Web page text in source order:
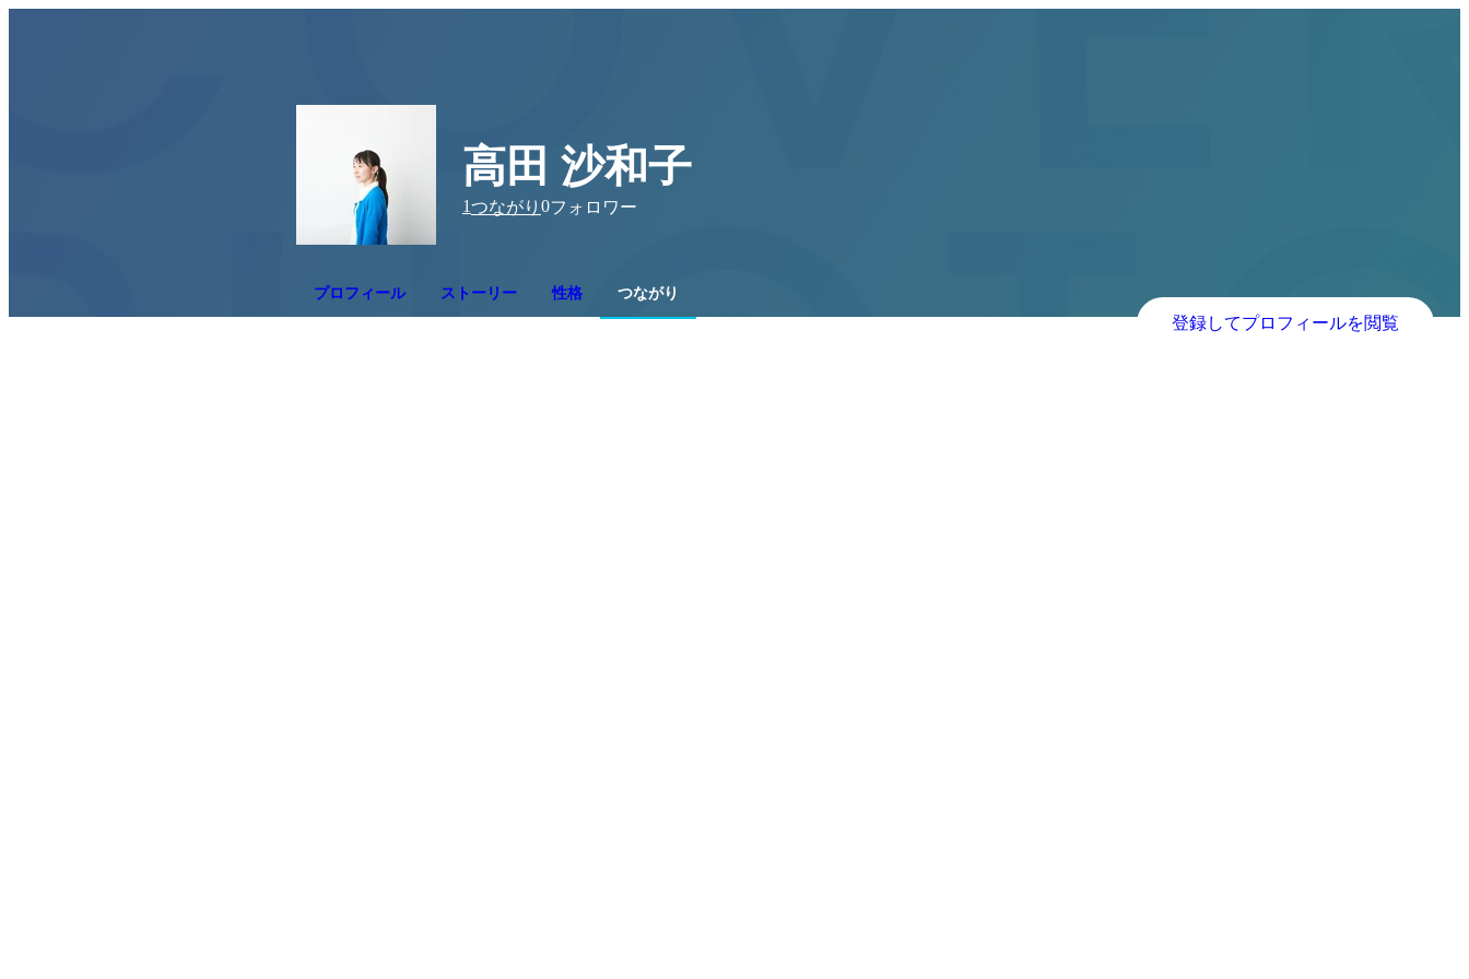
高田 沙和子
1つながり 0フォロワー
プロフィール ストーリー 性格 つながり
登録してプロフィールを閲覧